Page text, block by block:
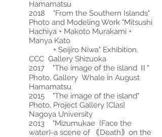
Hamamatsu
2018 "From the Southern Islands"
Photo and Modeling Work "Mitsushi
Hachiya + Makoto Murakami +
Manya Kato
+ Seijiro Niwa" Exhibition,
CCC Gallery Shizuoka
2017 "The image of the island Ⅱ"
Photo, Gallery Whale in August
Hamamatsu
2015 "The image of the island"
Photo, Project Gallery [Clas]
Nagoya University
2013 "Mizumukae (Face the
water)-a scene of ｟Death｠on the